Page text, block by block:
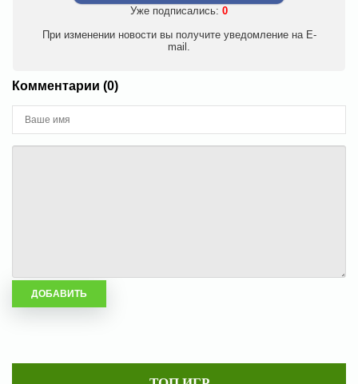
Уже подписались: 0
При изменении новости вы получите уведомление на E-
mail.
Комментарии (0)